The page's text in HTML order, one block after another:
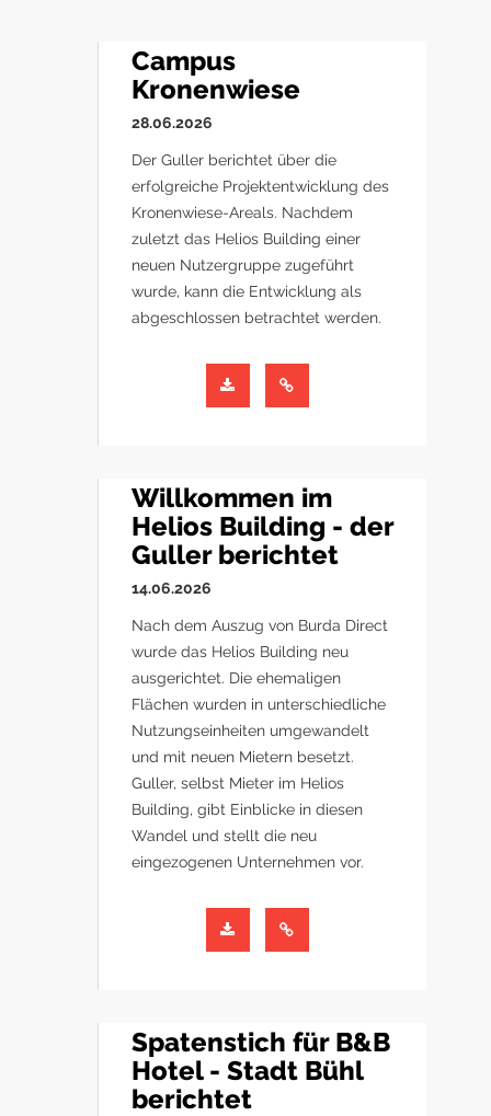
Campus
Kronenwiese
28.06.2026
Der Guller berichtet über die
erfolgreiche Projektentwicklung des
Kronenwiese-Areals. Nachdem
zuletzt das Helios Building einer
neuen Nutzergruppe zugeführt
wurde, kann die Entwicklung als
abgeschlossen betrachtet werden.
Willkommen im
Helios Building - der
Guller berichtet
14.06.2026
Nach dem Auszug von Burda Direct
wurde das Helios Building neu
ausgerichtet. Die ehemaligen
Flächen wurden in unterschiedliche
Nutzungseinheiten umgewandelt
und mit neuen Mietern besetzt.
Guller, selbst Mieter im Helios
Building, gibt Einblicke in diesen
Wandel und stellt die neu
eingezogenen Unternehmen vor.
Spatenstich für B&B
Hotel - Stadt Bühl
berichtet